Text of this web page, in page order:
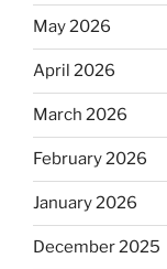
May 2026
April 2026
March 2026
February 2026
January 2026
December 2025